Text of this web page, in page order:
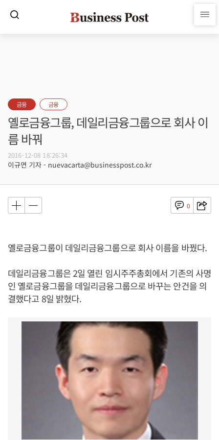
금융 금융
옐로금융그룹, 데일리금융그룹으로 회사 이
름 바꿔
2016-12-08 18:26:34
이규연 기자 - nuevacarta@businesspost.co.kr
0
옐로금융그룹이 데일리금융그룹으로 회사 이름을 바꿨다.
데일리금융그룹은 2일 열린 임시주주총회에서 기존의 사명
인 옐로금융그룹을 데일리금융그룹으로 바꾸는 안건을 의
결했다고 8일 밝혔다.